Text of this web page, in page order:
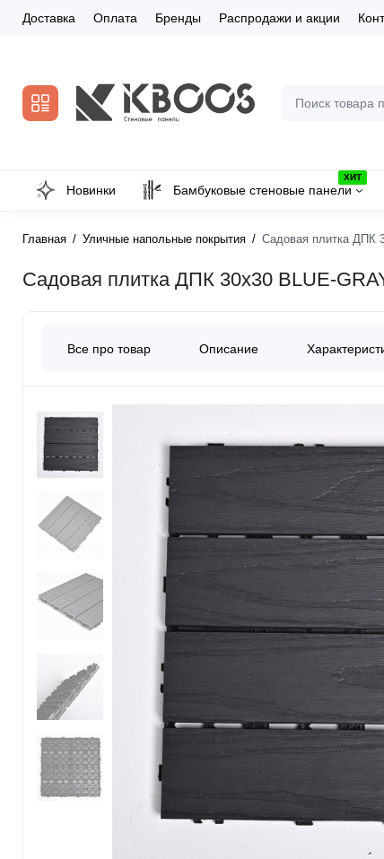
Доставка Оплата Бренды Распродажи и акции
Новинки
ХИТ
Бамбуковые стеновые панели
Главная Уличные напольные покрытия Садовая плитка ДПК
Садовая плитка ДПК 30x30 BLUE-
Все про товар Описание